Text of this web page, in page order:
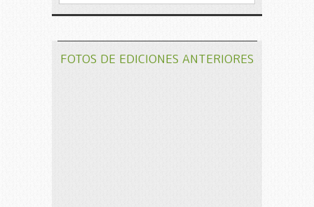
FOTOS DE EDICIONES ANTERIORES